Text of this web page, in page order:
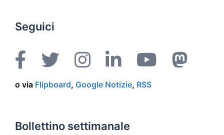
Seguici
o via Flipboard, Google Notizie, RSS
Bollettino settimanale